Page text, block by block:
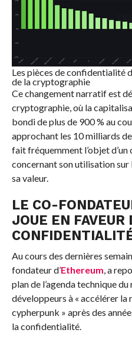
Les pièces de confidentialité
de la cryptographie
Ce changement narratif est
cryptographie, où la
bondi de plus de 900 % au
approchant les 10 milliards
fait fréquemment l’objet
concernant son utilisation
sa valeur.
LE CO-
JOUE EN FAVEUR
Au cours des dernières
fondateur d’Ethereum , a
plan de l’agenda technique
développeurs à « accélérer
cypherpunk » après des
la confidentialité.